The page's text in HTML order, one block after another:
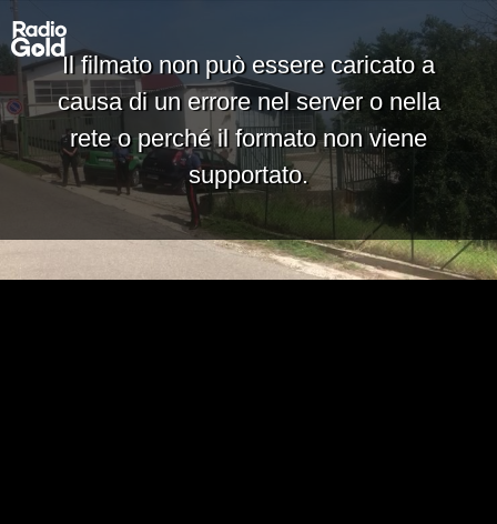
Il filmato non può essere caricato a
causa di un errore nel server o nella
rete o perché il formato non viene
supportato.